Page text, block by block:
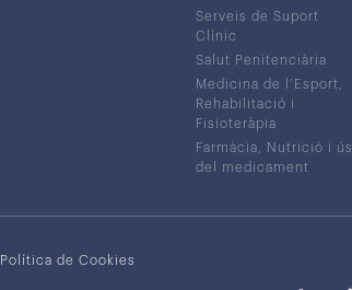
Serveis de Suport
Clínic
Salut Penitenciària
Medicina de l’Esport,
Rehabilitació i
Fisioteràpia
Farmàcia, Nutrició i ús
del medicament
Política de Cookies